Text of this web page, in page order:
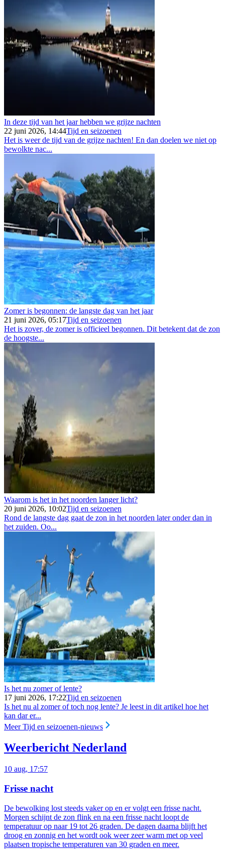
In deze tijd van het jaar hebben we grijze nachten
22 juni 2026, 14:44Tijd en seizoenen
Het is weer de tijd van de grijze nachten! En dan doelen we niet op
bewolkte nac...
Zomer is begonnen: de langste dag van het jaar
21 juni 2026, 05:17Tijd en seizoenen
Het is zover, de zomer is officieel begonnen. Dit betekent dat de zon
de hoogste...
Waarom is het in het noorden langer licht?
20 juni 2026, 10:02Tijd en seizoenen
Rond de langste dag gaat de zon in het noorden later onder dan in
het zuiden. Oo...
Is het nu zomer of lente?
17 juni 2026, 17:22Tijd en seizoenen
Is het nu al zomer of toch nog lente? Je leest in dit artikel hoe het
kan dar er...
Meer Tijd en seizoenen-nieuws
Weerbericht Nederland
10 aug, 17:57
Frisse nacht
De bewolking lost steeds vaker op en er volgt een frisse nacht.
Morgen schijnt de zon flink en na een frisse nacht loopt de
temperatuur op naar 19 tot 26 graden. De dagen daarna blijft het
droog en zonnig en het wordt ook weer zeer warm met op veel
plaatsen tropische temperaturen van 30 graden en meer.